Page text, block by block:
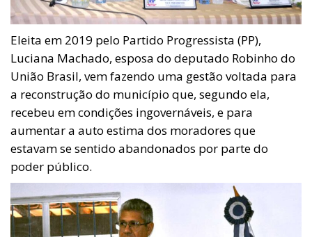
Eleita em 2019 pelo Partido Progressista (PP),
Luciana Machado, esposa do deputado Robinho do
União Brasil, vem fazendo uma gestão voltada para
a reconstrução do município que, segundo ela,
recebeu em condições ingovernáveis, e para
aumentar a auto estima dos moradores que
estavam se sentido abandonados por parte do
poder público.